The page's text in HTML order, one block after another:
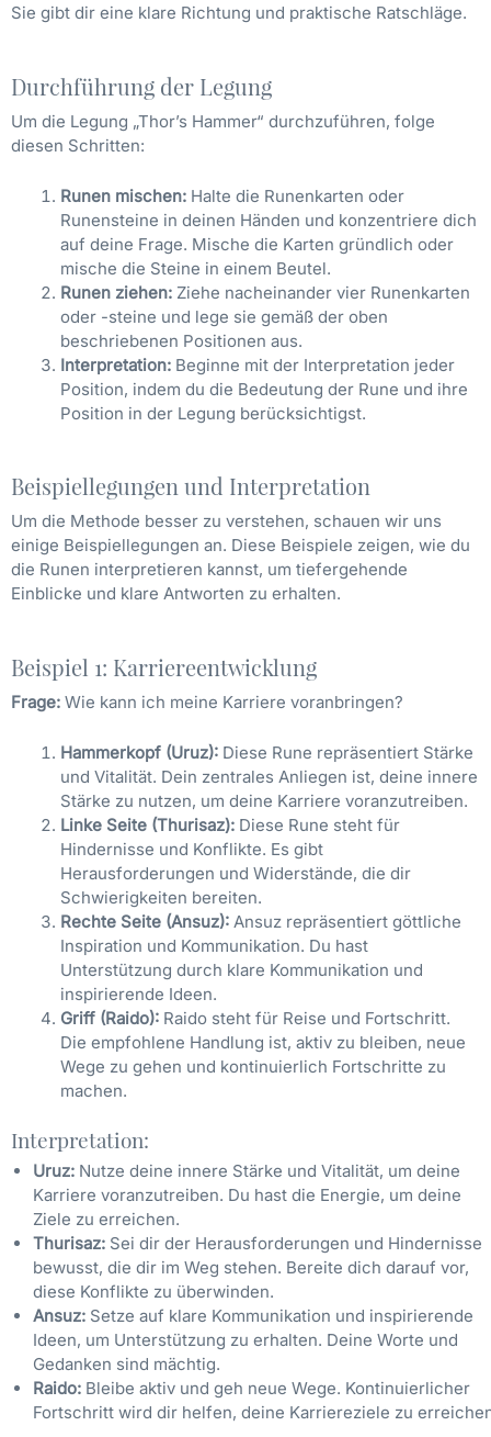
Sie gibt dir eine klare Richtung und praktische Ratschläge.
Durchführung der Legung
Um die Legung „Thor’s Hammer“ durchzuführen, folge
diesen Schritten:
Runen mischen: Halte die Runenkarten oder
Runensteine in deinen Händen und konzentriere dich
auf deine Frage. Mische die Karten gründlich oder
mische die Steine in einem Beutel.
Runen ziehen: Ziehe nacheinander vier Runenkarten
oder -steine und lege sie gemäß der oben
beschriebenen Positionen aus.
Interpretation: Beginne mit der Interpretation jeder
Position, indem du die Bedeutung der Rune und ihre
Position in der Legung berücksichtigst.
Beispiellegungen und Interpretation
Um die Methode besser zu verstehen, schauen wir uns
einige Beispiellegungen an. Diese Beispiele zeigen, wie du
die Runen interpretieren kannst, um tiefergehende
Einblicke und klare Antworten zu erhalten.
Beispiel 1: Karriereentwicklung
Frage: Wie kann ich meine Karriere voranbringen?
Hammerkopf (Uruz): Diese Rune repräsentiert Stärke
und Vitalität. Dein zentrales Anliegen ist, deine innere
Stärke zu nutzen, um deine Karriere voranzutreiben.
Linke Seite (Thurisaz): Diese Rune steht für
Hindernisse und Konflikte. Es gibt
Herausforderungen und Widerstände, die dir
Schwierigkeiten bereiten.
Rechte Seite (Ansuz): Ansuz repräsentiert göttliche
Inspiration und Kommunikation. Du hast
Unterstützung durch klare Kommunikation und
inspirierende Ideen.
Griff (Raido): Raido steht für Reise und Fortschritt.
Die empfohlene Handlung ist, aktiv zu bleiben, neue
Wege zu gehen und kontinuierlich Fortschritte zu
machen.
Interpretation:
Uruz: Nutze deine innere Stärke und Vitalität, um deine
Karriere voranzutreiben. Du hast die Energie, um deine
Ziele zu erreichen.
Thurisaz: Sei dir der Herausforderungen und Hindernisse
bewusst, die dir im Weg stehen. Bereite dich darauf vor,
diese Konflikte zu überwinden.
Ansuz: Setze auf klare Kommunikation und inspirierende
Ideen, um Unterstützung zu erhalten. Deine Worte und
Gedanken sind mächtig.
Raido: Bleibe aktiv und geh neue Wege. Kontinuierlicher
Fortschritt wird dir helfen, deine Karriereziele zu